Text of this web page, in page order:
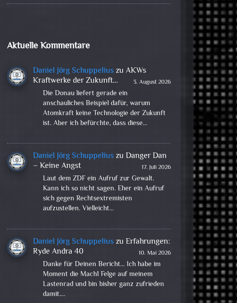
Aktuelle Kommentare
Daniel Jörg SchuppeliuszuAKWs
Kraftwerke der Zukunft…
3. August 2026
Die Donau liefert gerade ein
anschauliches Beispiel dafür, warum
Atomkraft keine Technologie der Zukunft
ist. Aber ich befürchte, dass diese…
Daniel Jörg SchuppeliuszuDanger Dan
– Keine Angst
17. Juli 2026
Laut dem ZDF ein Aufruf zur Gewalt.
Kann ich so nicht sagen. Eher ein Aufruf
sich gegen Rechtsextremisten
aufzustellen. Vielleicht…
Daniel Jörg SchuppeliuszuErfahrungen:
Ryde Andra 40
10. Mai 2026
Danke für Deinen Bericht... Ich habe im
Moment die Mach1 Felge auf meinem
Lastenrad und bin bisher ganz zufrieden
damit.…